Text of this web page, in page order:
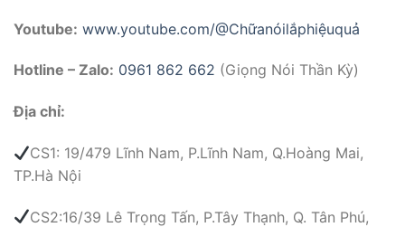
Youtube: www.youtube.com/@Chữanóilắphiệuquả
Hotline – Zalo: 0961 862 662 (Giọng Nói Thần Kỳ)
Địa chỉ:
CS1: 19/479 Lĩnh Nam, P.Lĩnh Nam, Q.Hoàng Mai,
TP.Hà Nội
CS2:16/39 Lê Trọng Tấn, P.Tây Thạnh, Q. Tân Phú,